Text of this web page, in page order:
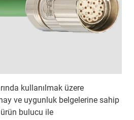
kullanılmak üzere
ve uygunluk belgelerine sahip
ürün bulucu ile